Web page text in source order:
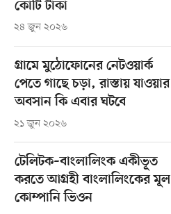
কোটি টাকা
২৪ জুন ২০২৬
গ্রামে মুঠোফোনের নেটওয়ার্ক
পেতে গাছে চড়া, রাস্তায় যাওয়ার
অবসান কি এবার ঘটবে
২১ জুন ২০২৬
টেলিটক–বাংলালিংক একীভূত
করতে আগ্রহী বাংলালিংকের মূল
কোম্পানি ভিওন